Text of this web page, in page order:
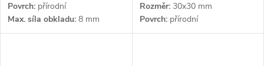
Povrch přírodní
Max. síla obkladu 8 mm
Rozměr30x30 mm
Povrchpřírodní